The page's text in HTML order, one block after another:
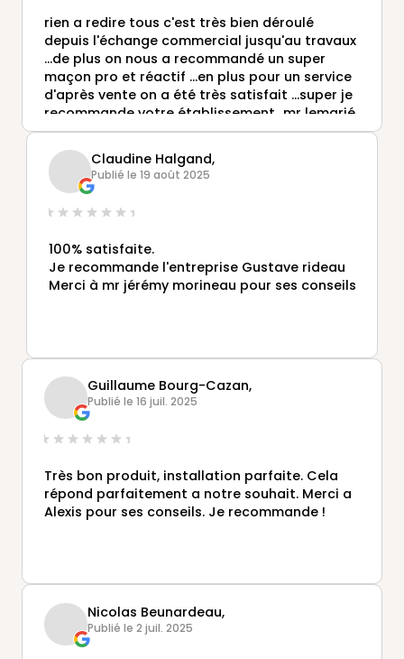
rien a redire tous c'est très bien déroulé
depuis l'échange commercial jusqu'au travaux
...de plus on nous a recommandé un super
maçon pro et réactif ...en plus pour un service
d'après vente on a été très satisfait ...super je
recommande votre établissement...mr lemarié
thierry et guitteny pierry
Claudine Halgand,
Publié le 19 août 2025
100% satisfaite.
Je recommande l'entreprise Gustave rideau
Merci à mr jérémy morineau pour ses conseils
Guillaume Bourg-Cazan,
Publié le 16 juil. 2025
Très bon produit, installation parfaite. Cela
répond parfaitement a notre souhait. Merci a
Alexis pour ses conseils. Je recommande !
Nicolas Beunardeau,
Publié le 2 juil. 2025